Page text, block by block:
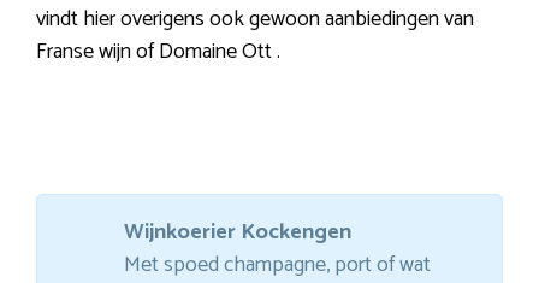
vindt hier overigens ook gewoon aanbiedingen van
Franse wijn of Domaine Ott .
Wijnkoerier Kockengen
Met spoed champagne, port of wat